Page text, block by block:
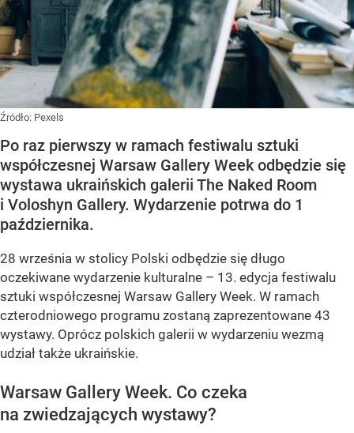
Źródło: Pexels
Po raz pierwszy w ramach festiwalu sztuki
współczesnej Warsaw Gallery Week odbędzie się
wystawa ukraińskich galerii The Naked Room
i Voloshyn Gallery. Wydarzenie potrwa do 1
października.
28 września w stolicy Polski odbędzie się długo
oczekiwane wydarzenie kulturalne – 13. edycja festiwalu
sztuki współczesnej Warsaw Gallery Week. W ramach
czterodniowego programu zostaną zaprezentowane 43
wystawy. Oprócz polskich galerii w wydarzeniu wezmą
udział także ukraińskie.
Warsaw Gallery Week. Co czeka
na zwiedzających wystawy?